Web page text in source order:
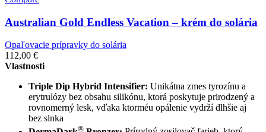
Australian Gold Endless Vacation – krém do solária
Opaľovacie prípravky do solária
112,00 €
Vlastnosti
Triple Dip Hybrid Intensifier: Unikátna zmes tyrozínu a
erytrulózy bez obsahu silikónu, ktorá poskytuje prirodzený a
rovnomerný lesk, vďaka ktorméu opálenie vydrží dlhšie aj
bez slnka
®